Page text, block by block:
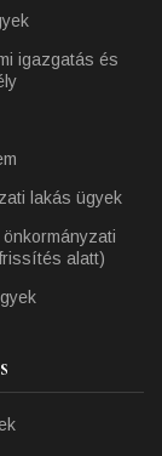
igazgatás és
lakás ügyek
alatt)